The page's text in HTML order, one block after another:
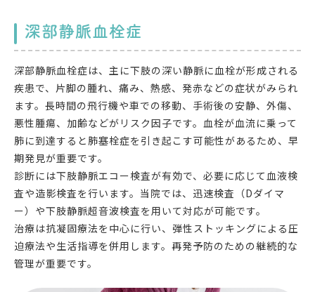
深部静脈血栓症
深部静脈血栓症は、主に下肢の深い静脈に血栓が形成される
疾患で、片脚の腫れ、痛み、熱感、発赤などの症状がみられ
ます。長時間の飛行機や車での移動、手術後の安静、外傷、
悪性腫瘍、加齢などがリスク因子です。血栓が血流に乗って
肺に到達すると肺塞栓症を引き起こす可能性があるため、早
期発見が重要です。
診断には下肢静脈エコー検査が有効で、必要に応じて血液検
査や造影検査を行います。当院では、迅速検査（Dダイマ
ー）や下肢静脈超音波検査を用いて対応が可能です。
治療は抗凝固療法を中心に行い、弾性ストッキングによる圧
迫療法や生活指導を併用します。再発予防のための継続的な
管理が重要です。